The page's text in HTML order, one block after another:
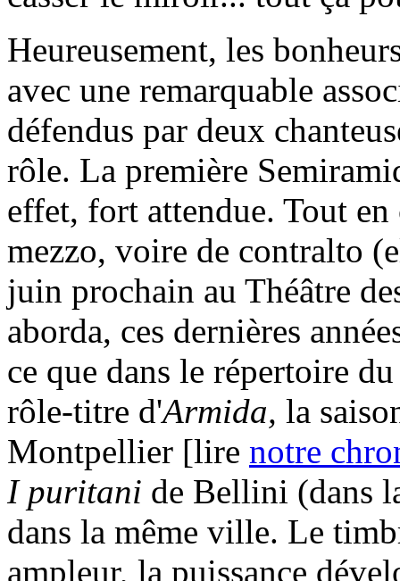
Heureusement, les
avec une remarquable
défendus par deux
rôle. La première
effet, fort attendue. Tout
mezzo, voire de contralto
juin prochain au Théâtre
aborda, ces dernières
ce que dans le répertoire
rôle-titre d'Armida, la
Montpellier [lire notre
I puritani de Bellini (dans
dans la même ville. Le
ampleur, la puissance